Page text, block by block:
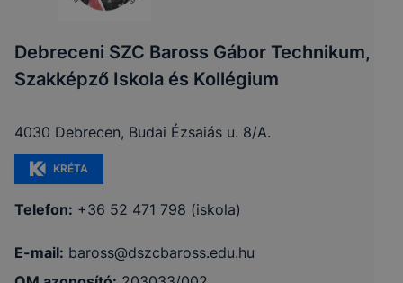
Debreceni SZC Baross Gábor Technikum,
Szakképző Iskola és Kollégium
4030 Debrecen, Budai Ézsaiás u. 8/A.
KRÉTA
Telefon: +36 52 471 798 (iskola)
E-mail: baross@dszcbaross.edu.hu